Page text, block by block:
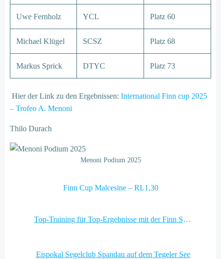
Uwe Fernholz YCL Platz 60
Michael Klügel SCSZ Platz 68
Markus Sprick DTYC Platz 73
Hier der Link zu den Ergebnissen: International Finn cup 2025
– Trofeo A. Menoni
Thilo Durach
Menoni Podium 2025
Finn Cup Malcesine – RL1,30
Top-Training für Top-Ergebnisse mit der Finn Sailing Academy (FSA)
Eispokal Segelclub Spandau auf dem Tegeler See